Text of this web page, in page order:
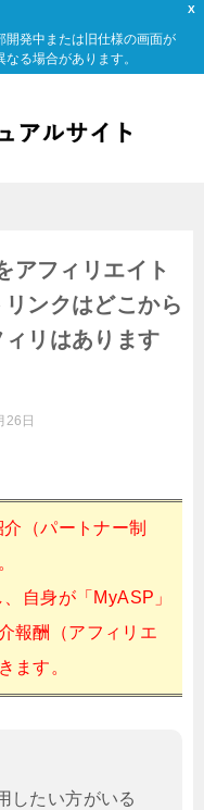
X
開発中または旧仕様の画面が
る場合があります。
アフィリエイト
ンクはどこから
リはあります
26日
（パートナー制
自身が「MyASP」
報酬（アフィリエ
ます。
したい方がいる